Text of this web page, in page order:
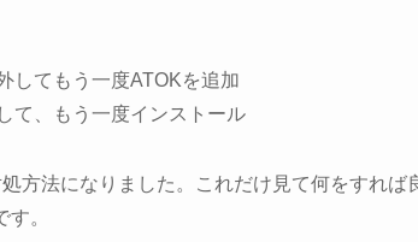
してもう一度ATOKを追加
て、もう一度インストール
方法になりました。これだけ見て何をすれば
。